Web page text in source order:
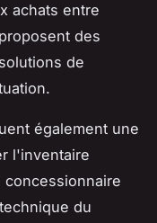
achats entre
des
de
également une
l'inventaire
du